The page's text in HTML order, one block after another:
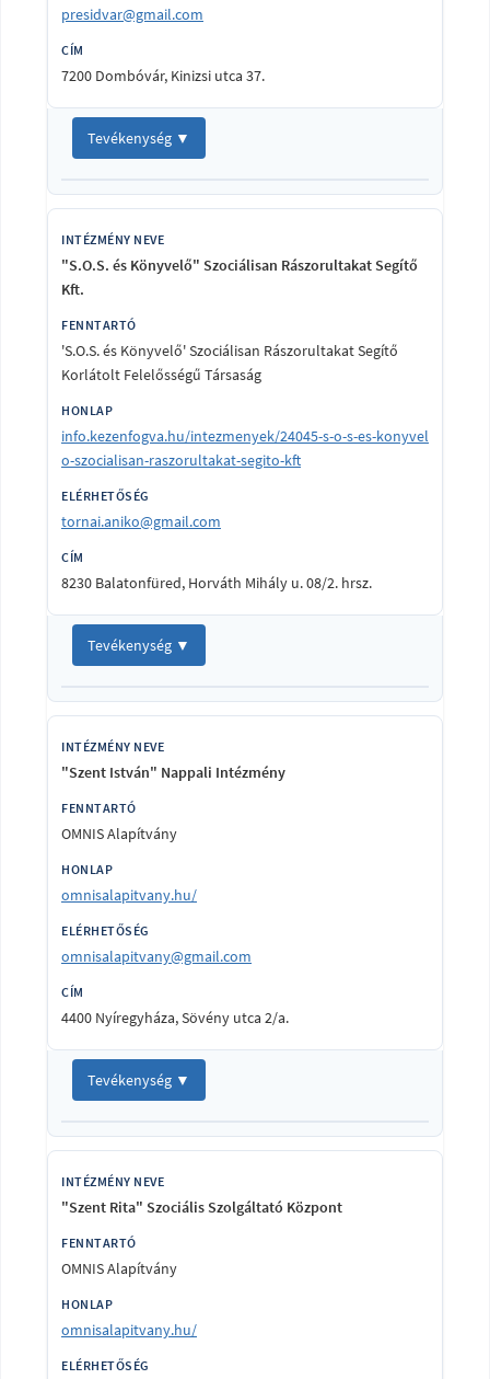
presidvar@gmail.com
7200 Dombóvár, Kinizsi utca 37.
Tevékenység ▼
"S.O.S. és Könyvelő" Szociálisan Rászorultakat Segítő
Kft.
'S.O.S. és Könyvelő' Szociálisan Rászorultakat Segítő
Korlátolt Felelősségű Társaság
info.kezenfogva.hu/intezmenyek/24045-s-o-s-es-konyvel
o-szocialisan-raszorultakat-segito-kft
tornai.aniko@gmail.com
8230 Balatonfüred, Horváth Mihály u. 08/2. hrsz.
Tevékenység ▼
"Szent István" Nappali Intézmény
OMNIS Alapítvány
omnisalapitvany.hu/
omnisalapitvany@gmail.com
4400 Nyíregyháza, Sövény utca 2/a.
Tevékenység ▼
"Szent Rita" Szociális Szolgáltató Központ
OMNIS Alapítvány
omnisalapitvany.hu/